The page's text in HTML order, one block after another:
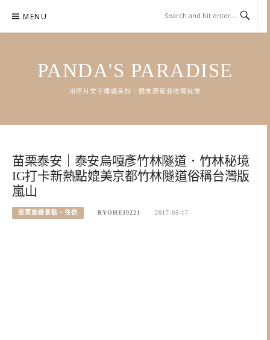
content
MENU
PANDA'S PARADISE
用照片文字傳遞美好．週末跟著我吃喝玩樂
苗栗泰安｜泰安烏嘎彥竹林隧道．竹林秘境
IG打卡新熱點媲美京都竹林隧道俗稱台灣版
嵐山
苗栗旅遊景點、住宿 RYOHEI0221 2017-05-17